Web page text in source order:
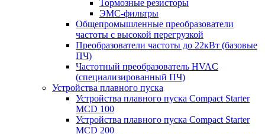
Тормозные резисторы
ЭМС-фильтры
Общепромышленные преобразователи
частоты с высокой перегрузкой
Преобразователи частоты до 22кВт (базовые
ПЧ)
Частотный преобразователь HVAC
(специализированный ПЧ)
Устройства плавного пуска
Устройства плавного пуска Compact Starter
MCD 100
Устройства плавного пуска Compact Starter
MCD 200